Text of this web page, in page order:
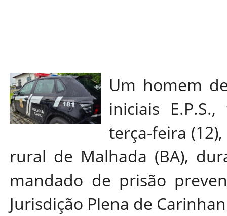
Um homem
iniciais
terça-feira
rural de Malhada (BA),
mandado de prisão
Jurisdição Plena de